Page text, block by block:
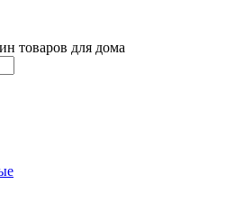
товаров для дома